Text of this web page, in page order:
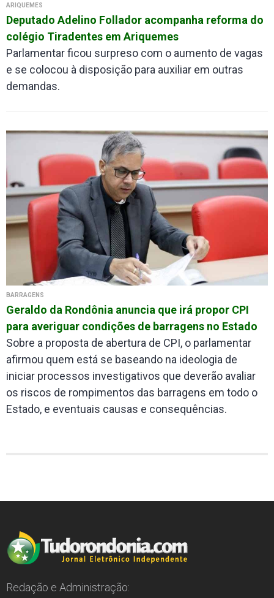
ARIQUEMES
Deputado Adelino Follador acompanha reforma do
colégio Tiradentes em Ariquemes
Parlamentar ficou surpreso com o aumento de vagas
e se colocou à disposição para auxiliar em outras
demandas.
BARRAGENS
Geraldo da Rondônia anuncia que irá propor CPI
para averiguar condições de barragens no Estado
Sobre a proposta de abertura de CPI, o parlamentar
afirmou quem está se baseando na ideologia de
iniciar processos investigativos que deverão avaliar
os riscos de rompimentos das barragens em todo o
Estado, e eventuais causas e consequências.
Redação e Administração: